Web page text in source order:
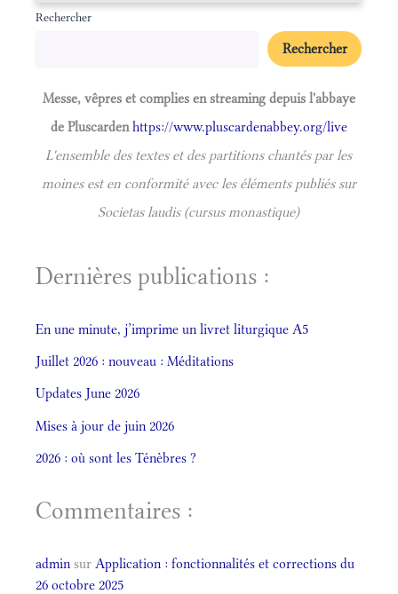
Rechercher
Rechercher
Messe, vêpres et complies en streaming depuis l'abbaye
de Pluscardenhttps://www.pluscardenabbey.org/live
L'ensemble des textes et des partitions chantés par les
moines est en conformité avec les éléments publiés sur
Societas laudis (cursus monastique)
Dernières publications :
En une minute, j’imprime un livret liturgique A5
Juillet 2026 : nouveau : Méditations
Updates June 2026
Mises à jour de juin 2026
2026 : où sont les Ténèbres ?
Commentaires :
admin sur Application : fonctionnalités et corrections du
26 octobre 2025